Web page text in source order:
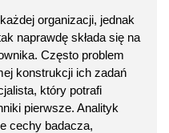
organizacji, jednak
naprawdę składa się na
Często problem
konstrukcji ich zadań
który potrafi
pierwsze. Analityk
cechy badacza,